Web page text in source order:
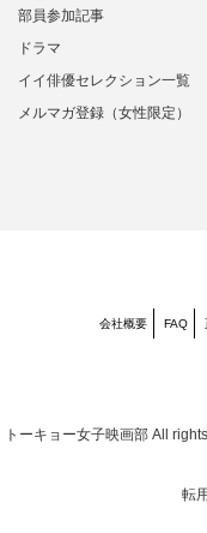
部員参加記事
ドラマ
イイ俳優セレクション一覧
メルマガ登録（女性限定）
会社概要 FAQ
トーキョー女子映画部 All
転